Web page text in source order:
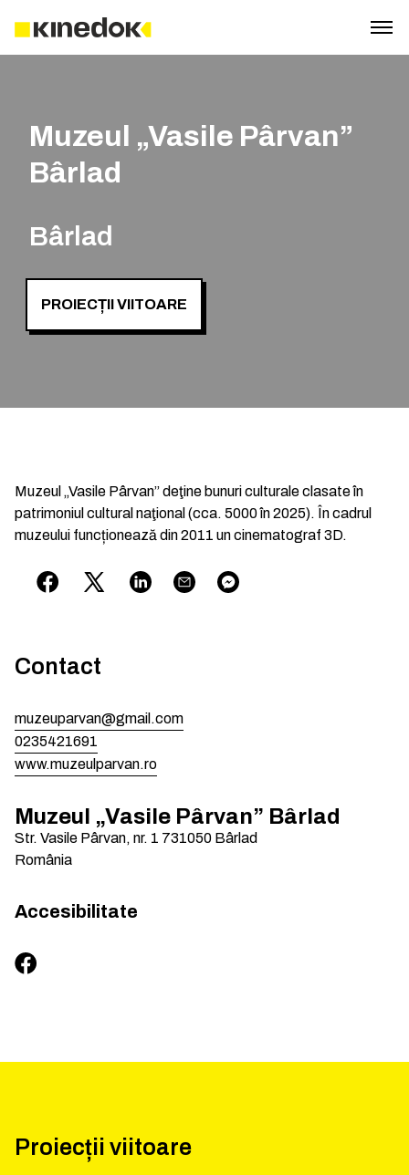
Muzeul „Vasile Pârvan”
Bârlad
Bârlad
PROIECȚII VIITOARE
Muzeul „Vasile Pârvan” deţine bunuri culturale clasate în
patrimoniul cultural naţional (cca. 5000 în 2025). În cadrul
muzeului funcționează din 2011 un cinematograf 3D.
Contact
muzeuparvan@gmail.com
0235421691
www.muzeulparvan.ro
Muzeul „Vasile Pârvan” Bârlad
Str. Vasile Pârvan, nr. 1 731050 Bârlad
România
Accesibilitate
Proiecții viitoare